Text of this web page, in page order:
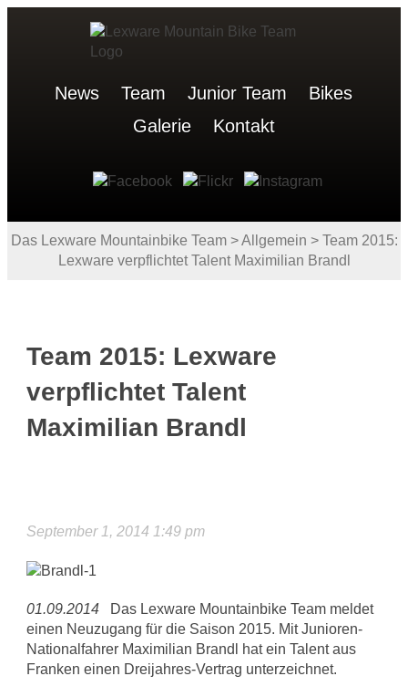
News Team Junior Team
Bikes
Galerie
Kontakt
Das Lexware Mountainbike Team>Allgemein > Team 2015:
Lexware verpflichtet Talent Maximilian Brandl
Team 2015: Lexware
verpflichtet Talent
Maximilian Brandl
September 1, 2014 1:49 pm
01.09.2014 Das Lexware Mountainbike Team meldet
einen Neuzugang für die Saison 2015. Mit Junioren-
Nationalfahrer Maximilian Brandl hat ein Talent aus
Franken einen Dreijahres-Vertrag unterzeichnet.